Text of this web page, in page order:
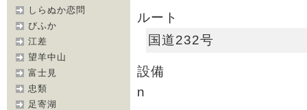
しらぬか恋問
びふか
江差
望羊中山
富士見
忠類
足寄湖
ルート
国道232号
設備
n